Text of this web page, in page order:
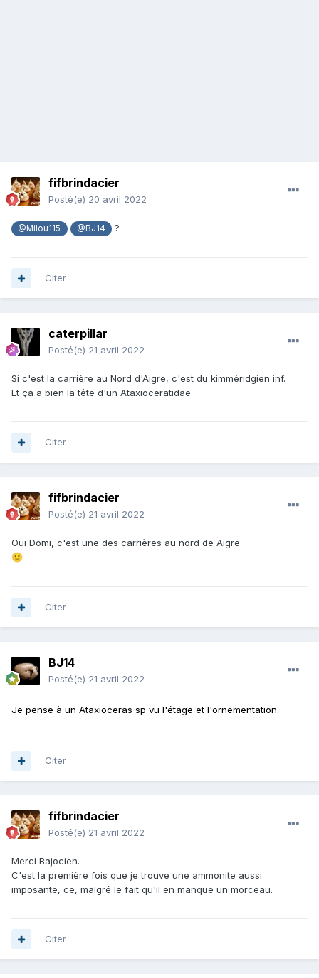
fifbrindacier
Posté(e) 20 avril 2022
@Milou115 @BJ14 ?
Citer
caterpillar
Posté(e) 21 avril 2022
Si c'est la carrière au Nord d'Aigre, c'est du kimméridgien inf.
Et ça a bien la tête d'un Ataxioceratidae
Citer
fifbrindacier
Posté(e) 21 avril 2022
Oui Domi, c'est une des carrières au nord de Aigre.
🙂
Citer
BJ14
Posté(e) 21 avril 2022
Je pense à un Ataxioceras sp vu l'étage et l'ornementation.
Citer
fifbrindacier
Posté(e) 21 avril 2022
Merci Bajocien.
C'est la première fois que je trouve une ammonite aussi
imposante, ce, malgré le fait qu'il en manque un morceau.
Citer